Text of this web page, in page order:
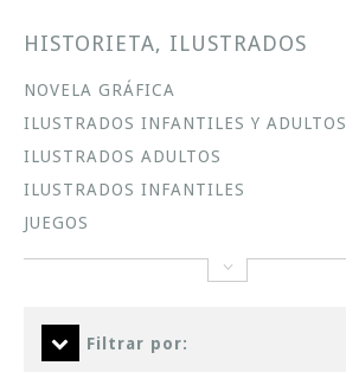
HISTORIETA, ILUSTRADOS
NOVELA GRÁFICA
ILUSTRADOS INFANTILES Y ADULTOS
ILUSTRADOS ADULTOS
ILUSTRADOS INFANTILES
JUEGOS
Filtrar por: